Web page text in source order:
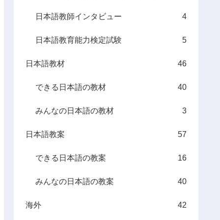
日本語教師インタビュー 4
日本語教育能力検定試験 5
日本語教材 46
できる日本語の教材 40
みんなの日本語の教材 3
日本語教案 57
できる日本語の教案 16
みんなの日本語の教案 40
海外 42